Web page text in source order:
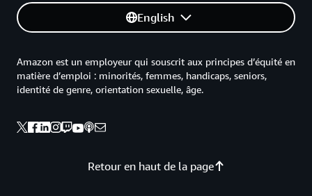
English
Retour en haut de la page
Amazon est un employeur qui souscrit aux principes d’équité en
matière d’emploi : minorités, femmes, handicaps, seniors,
identité de genre, orientation sexuelle, âge.